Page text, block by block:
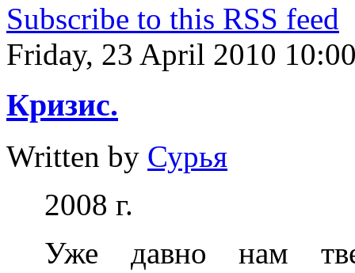
Subscribe to this RSS feed
Friday, 23 April 2010
Кризис.
Written by Сурья
2008 г.
Уже давно нам